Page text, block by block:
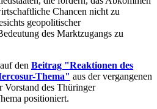
Chancen nicht zu
geopolitischer
des Marktzugangs zu
den Beitrag "Reaktionen des
Thema" aus der vergangenen
Vorstand des Thüringer
positioniert.